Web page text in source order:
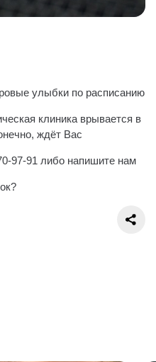
улыбки по расписанию
клиника врывается в
ждёт Вас
97-91 либо напишите нам